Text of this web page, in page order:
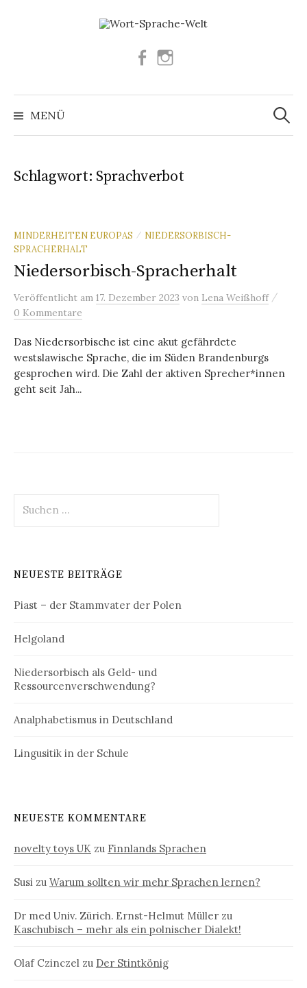
Facebook
MENÜ
Suchen
nach:
Schlagwort: Sprachverbot
MINDERHEITEN EUROPAS / NIEDERSORBISCH-
SPRACHERHALT
Niedersorbisch-Spracherhalt
Veröffentlicht am 17. Dezember 2023 von Lena Weißhoff /
0 Kommentare
Das Niedersorbische ist eine akut gefährdete
westslawische Sprache, die im Süden Brandenburgs
gesprochen wird. Die Zahl der aktiven Sprecher*innen
geht seit Jah...
nach:
NEUESTE BEITRÄGE
Piast – der Stammvater der Polen
Helgoland
Niedersorbisch als Geld- und
Ressourcenverschwendung?
Analphabetismus in Deutschland
Lingusitik in der Schule
NEUESTE KOMMENTARE
novelty toys UK zu Finnlands Sprachen
Susi zu Warum sollten wir mehr Sprachen lernen?
Dr med Univ. Zürich. Ernst-Helmut Müller zu
Kaschubisch – mehr als ein polnischer Dialekt!
Olaf Czinczel zu Der Stintkönig